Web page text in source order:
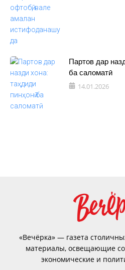
Партов дар
ба саломатӣ
14.01.2026
«Вечёрка» — газета
материалы, освещающие
экономические и